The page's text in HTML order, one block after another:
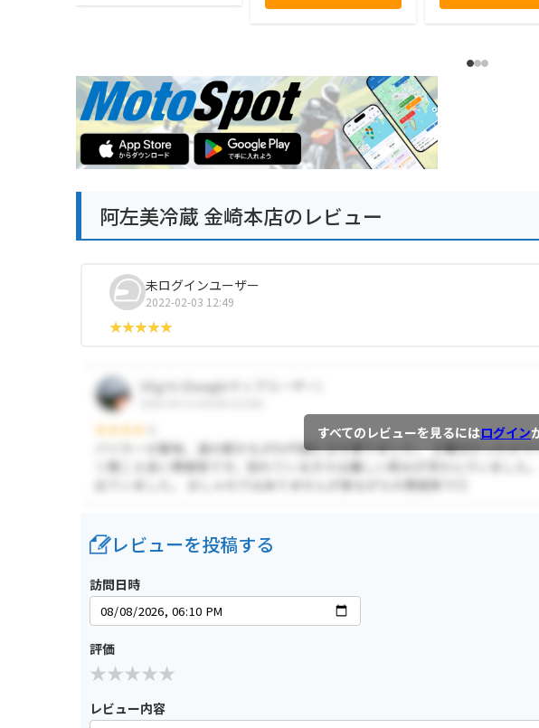
阿左美冷蔵 金崎本店のレビュー
未ログインユーザー
2022-02-03 12:49
すべてのレビューを見るにはログイン
レビューを投稿する
訪問日時
評価
レビュー内容